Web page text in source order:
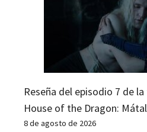
Reseña del episodio 7 de
House of the Dragon:
8 de agosto de 2026